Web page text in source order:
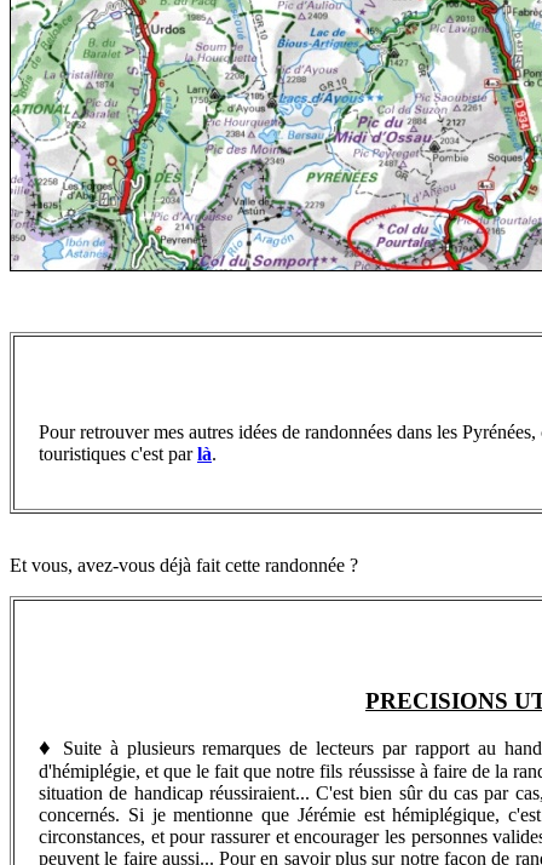
Pour retrouvermes autres idées de randonnées dans les
touristiques c'est parlà.
Et vous, avez-vous déjà fait cette randonnée ?
PRECISIONS
♦
Suite à plusieurs remarques de lecteurs par rapport au
d'hémiplégie, et que le fait que notre fils réussisse à faire de la
situation de handicap réussiraient... C'est bien sûr du cas par
concernés. Si je mentionne que Jérémie est hémiplégique,
circonstances, et pour rassurer et encourager les personnes
peuvent le faire aussi...Pour en savoir plus sur notre façon de